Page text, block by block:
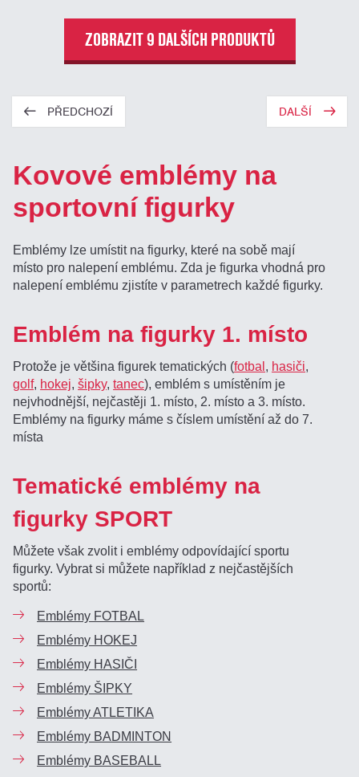
ZOBRAZIT 9 DALŠÍCH PRODUKTŮ
PŘEDCHOZÍ DALŠÍ
Kovové emblémy na
sportovní figurky
Emblémy lze umístit na figurky, které na sobě mají
místo pro nalepení emblému. Zda je figurka vhodná pro
nalepení emblému zjistíte v parametrech každé figurky.
Emblém na figurky 1. místo
Protože je většina figurek tematických (fotbal, hasiči,
golf, hokej,šipky,tanec), emblém s umístěním je
nejvhodnější, nejčastěji 1. místo, 2. místo a 3. místo.
Emblémy na figurky máme s číslem umístění až do 7.
místa
Tematické emblémy na
figurky SPORT
Můžete však zvolit i emblémy odpovídající sportu
figurky. Vybrat si můžete například z nejčastějších
sportů:
Emblémy FOTBAL
Emblémy HOKEJ
Emblémy HASIČI
Emblémy ŠIPKY
Emblémy ATLETIKA
Emblémy BADMINTON
Emblémy BASEBALL